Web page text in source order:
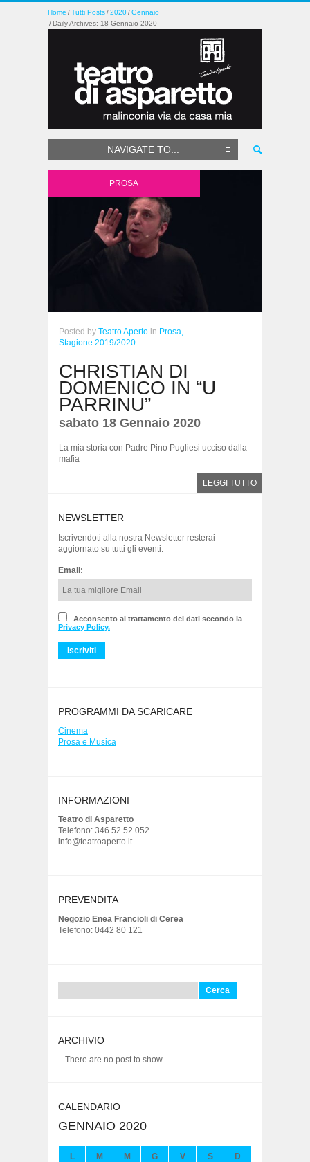
Home Tutti Posts 2020
Gennaio
Daily Archives: 18 Gennaio 2020
NAVIGATE TO...
PROSA
Posted by Teatro Aperto in Prosa,
Stagione 2019/2020
CHRISTIAN DI
DOMENICO IN “U
PARRINU”
sabato 18 Gennaio 2020
La mia storia con Padre Pino Pugliesi ucciso dalla
mafia
LEGGI TUTTO
NEWSLETTER
Iscrivendoti alla nostra Newsletter resterai
aggiornato su tutti gli eventi.
Email:
Acconsento al trattamento dei dati secondo la
Privacy Policy.
PROGRAMMI DA SCARICARE
Cinema
Prosa e Musica
INFORMAZIONI
Teatro di Asparetto
Telefono: 346 52 52 052
info@teatroaperto.it
PREVENDITA
Negozio Enea Francioli di Cerea
Telefono: 0442 80 121
per:
ARCHIVIO
There are no post to show.
CALENDARIO
GENNAIO 2020
L M M G V S D